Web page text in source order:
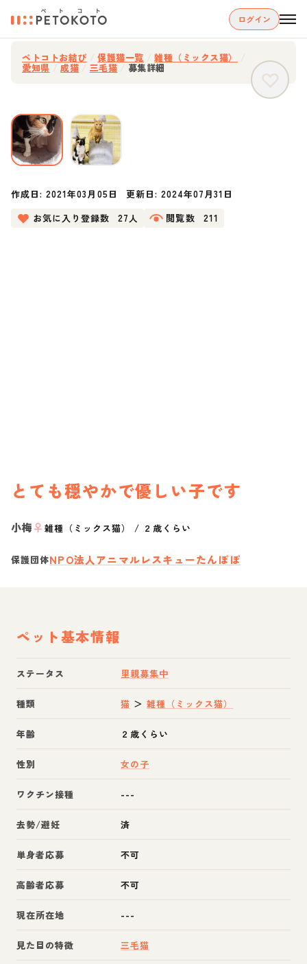
ログイン
ペトコトお結び 保護猫一覧 雑種（ミックス猫）
愛知県 成猫 三毛猫 募集詳細
作成日:2021年03月05日 更新日: 2024年07月31日
お気に入り登録数
27人 閲覧数 211
とても穏やかで優しい子です
小梅♀ 雑種（ミックス猫） / ２歳くらい
保護団体NPO法人アニマルレスキューたんぽぽ
ペット基本情報
ステータス 里親募集中
種類 猫 ＞雑種（ミックス猫）
年齢 ２歳くらい
性別 女の子
ワクチン接種 ---
去勢/避妊 済
単身者応募 不可
高齢者応募 不可
現在所在地 ---
見た目の特徴 三毛猫